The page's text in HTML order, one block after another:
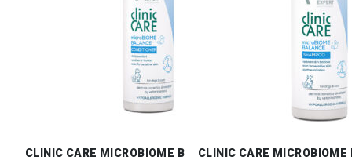
CLINIC CARE MICROBIOME BALANCECLINIC CARE MICROBIOME